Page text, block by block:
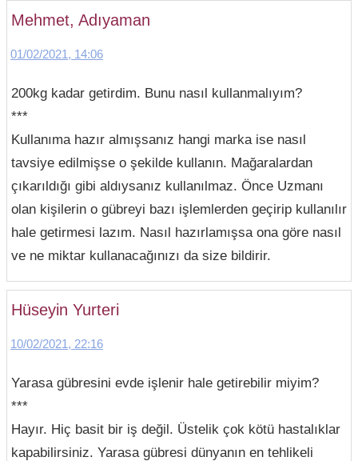
Mehmet, Adıyaman
01/02/2021, 14:06
200kg kadar getirdim. Bunu nasıl kullanmalıyım?
***
Kullanıma hazır almışsanız hangi marka ise nasıl
tavsiye edilmişse o şekilde kullanın. Mağaralardan
çıkarıldığı gibi aldıysanız kullanılmaz. Önce Uzmanı
olan kişilerin o gübreyi bazı işlemlerden geçirip kullanılır
hale getirmesi lazım. Nasıl hazırlamışsa ona göre nasıl
ve ne miktar kullanacağınızı da size bildirir.
Hüseyin Yurteri
10/02/2021, 22:16
Yarasa gübresini evde işlenir hale getirebilir miyim?
***
Hayır. Hiç basit bir iş değil. Üstelik çok kötü hastalıklar
kapabilirsiniz. Yarasa gübresi dünyanın en tehlikeli